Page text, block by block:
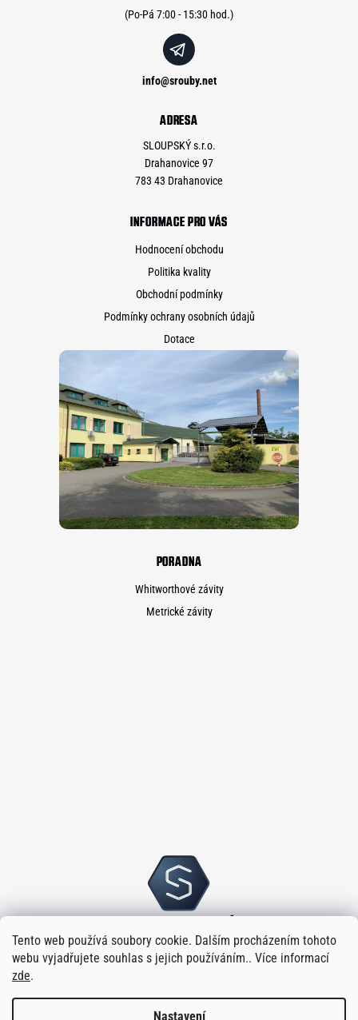
Tento web používá soubory cookie. Dalším procházením tohoto
webu vyjadřujete souhlas s jejich používáním.. Více informací
zde.
Nastavení
info@srouby.net
ADRESA
SLOUPSKÝ s.r.o.
Drahanovice 97
783 43 Drahanovice
INFORMACE PRO VÁS
Hodnocení obchodu
Politika kvality
Obchodní podmínky
Podmínky ochrany osobních údajů
Dotace
PORADNA
Whitworthové závity
Metrické závity